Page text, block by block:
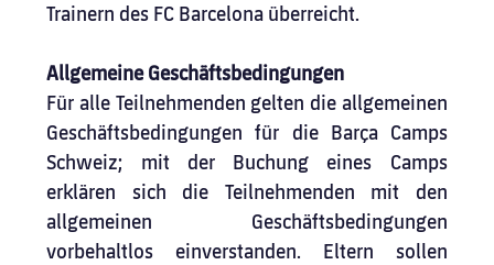
Trainern des FC Barcelona überreicht.
Allgemeine Geschäftsbedingungen
Für alle Teilnehmenden gelten die allgemeinen
Geschäftsbedingungen für die Barça Camps
Schweiz; mit der Buchung eines Camps
erklären sich die Teilnehmenden mit den
allgemeinen Geschäftsbedingungen
vorbehaltlos einverstanden. Eltern sollen